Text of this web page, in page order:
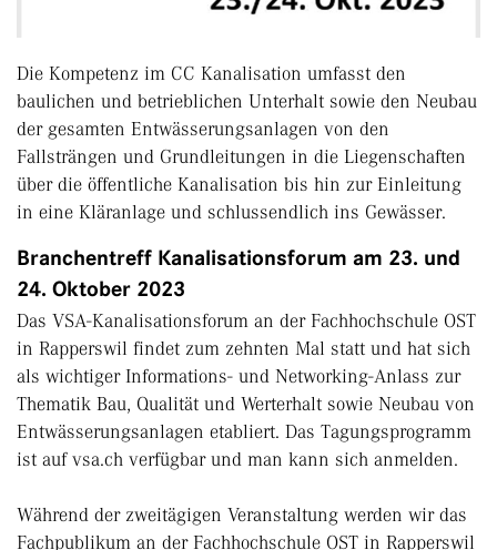
Die Kompetenz im CC Kanalisation umfasst den
baulichen und betrieblichen Unterhalt sowie den Neubau
der gesamten Entwässerungsanlagen von den
Fallsträngen und Grundleitungen in die Liegenschaften
über die öffentliche Kanalisation bis hin zur Einleitung
in eine Kläranlage und schlussendlich ins Gewässer.
Branchentreff Kanalisationsforum am 23. und
24. Oktober 2023
Das VSA-Kanalisationsforum an der Fachhochschule OST
in Rapperswil findet zum zehnten Mal statt und hat sich
als wichtiger Informations- und Networking-Anlass zur
Thema­tik Bau, Qualität und Werterhalt sowie Neubau von
Entwässerungs­anlagen etabliert. Das Tagungsprogramm
ist auf vsa.ch verfügbar und man kann sich anmelden.
Während der zweitägigen Veranstaltung werden wir das
Fachpublikum an der Fachhochschule OST in Rapperswil